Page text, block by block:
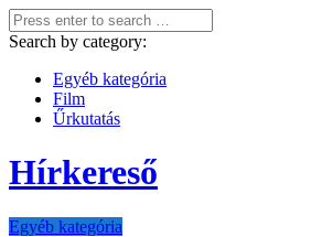
Search by category:
Egyéb kategória
Film
Űrkutatás
Hírkereső
Egyéb kategória